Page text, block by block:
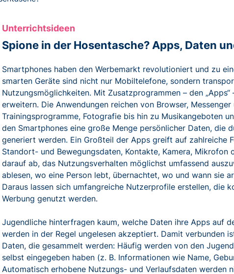
Unterrichtsideen
Spione in der Hosentasche? Apps, Daten
Smartphones haben den Werbemarkt revolutioniert und zu
smarten Geräte sind nicht nur Mobiltelefone, sondern
Nutzungsmöglichkeiten. Mit Zusatzprogrammen – den
erweitern. Die Anwendungen reichen von Browser,
Trainingsprogramme, Fotografie bis hin zu Musikangeboten
den Smartphones eine große Menge persönlicher Daten, die
generiert werden. Ein Großteil der Apps greift auf zahlreiche
Standort- und Bewegungsdaten, Kontakte, Kamera, Mikrofon
darauf ab, das Nutzungsverhalten möglichst umfassend
ablesen, wo eine Person lebt, übernachtet, wo und wann sie
Daraus lassen sich umfangreiche Nutzerprofile erstellen, die
Werbung genutzt werden.
Jugendliche hinterfragen kaum, welche Daten ihre Apps auf
werden in der Regel ungelesen akzeptiert. Damit verbunden
Daten, die gesammelt werden: Häufig werden von den
selbst eingegeben haben (z. B. Informationen wie Name,
Automatisch erhobene Nutzungs- und Verlaufsdaten werden